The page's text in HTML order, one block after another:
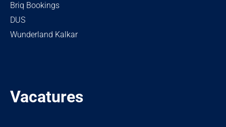
Briq Bookings
DUS
Wunderland Kalkar
Vacatures